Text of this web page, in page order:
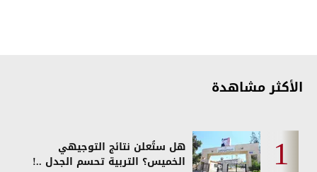
الأكثر مشاهدة
هل ستُعلن نتائج التوجيهي
الخميس؟ التربية تحسم الجدل ..!